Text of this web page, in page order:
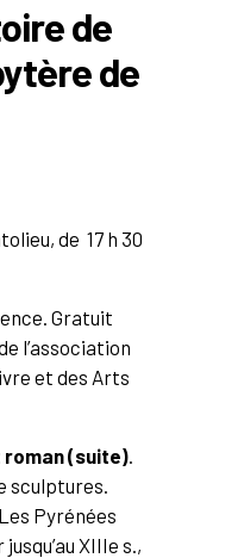
de
de
de 17 h 30
Gratuit
l’association
et des Arts
(suite)
sculptures.
Pyrénées
XIIIe s.,